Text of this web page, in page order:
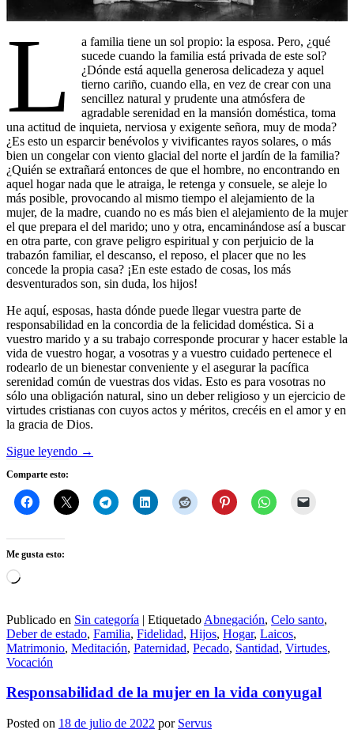
L
a familia tiene un sol propio: la esposa. Pero, ¿qué
sucede cuando la familia está privada de este sol?
¿Dónde está aquella generosa delicadeza y aquel
tierno cariño, cuando ella, en vez de crear con una
sencillez natural y prudente una atmósfera de
agradable serenidad en la mansión doméstica, toma
una actitud de inquieta, nerviosa y exigente señora, muy de moda?
¿Es esto un esparcir benévolos y vivificantes rayos solares, o más
bien un congelar con viento glacial del norte el jardín de la familia?
¿Quién se extrañará entonces de que el hombre, no encontrando en
aquel hogar nada que le atraiga, le retenga y consuele, se aleje lo
más posible, provocando al mismo tiempo el alejamiento de la
mujer, de la madre, cuando no es más bien el alejamiento de la mujer
el que prepara el del marido; uno y otra, encaminándose así a buscar
en otra parte, con grave peligro espiritual y con perjuicio de la
trabazón familiar, el descanso, el reposo, el placer que no les
concede la propia casa? ¡En este estado de cosas, los más
desventurados son, sin duda, los hijos!
He aquí, esposas, hasta dónde puede llegar vuestra parte de
responsabilidad en la concordia de la felicidad doméstica. Si a
vuestro marido y a su trabajo corresponde procurar y hacer estable la
vida de vuestro hogar, a vosotras y a vuestro cuidado pertenece el
rodearlo de un bienestar conveniente y el asegurar la pacífica
serenidad común de vuestras dos vidas. Esto es para vosotras no
sólo una obligación natural, sino un deber religioso y un ejercicio de
virtudes cristianas con cuyos actos y méritos, crecéis en el amor y en
la gracia de Dios.
Sigue leyendo →
Comparte esto:
Me gusta esto:
Cargando...
Publicado en Sin categoría | Etiquetado Abnegación, Celo santo,
Deber de estado, Familia, Fidelidad, Hijos, Hogar, Laicos,
Matrimonio, Meditación, Paternidad, Pecado, Santidad, Virtudes,
Vocación
Responsabilidad de la mujer en la vida conyugal
Posted on 18 de julio de 2022 por Servus